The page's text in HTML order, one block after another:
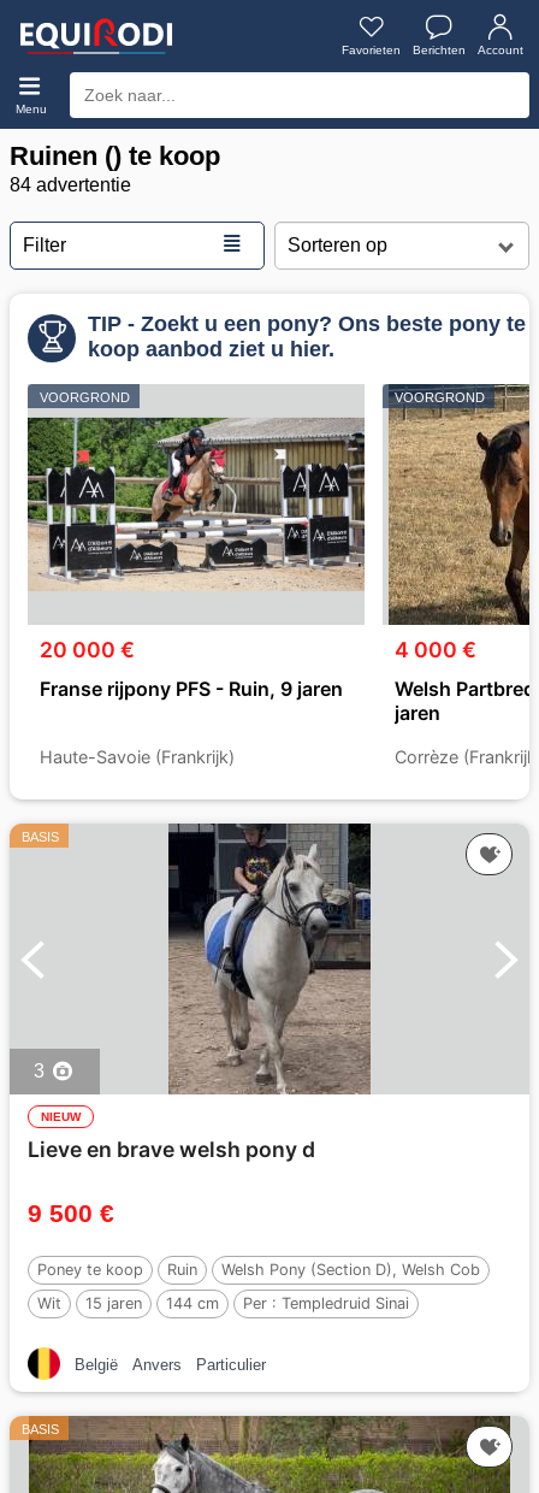
Favorieten Berichten Account
Menu
Ruinen () te koop
84 advertentie
Filter ≣
TIP - Zoekt u een pony? Ons beste pony te
koop aanbod ziet u hier.
VOORGROND
20 000 €
Franse rijpony PFS - Ruin, 9 jaren
Haute-Savoie (Frankrijk)
VOORGROND
4 000 €
Welsh
jaren
Corrèze
BASIS
3
NIEUW
Lieve en brave welsh pony d
9 500 €
Poney te koop Ruin
Welsh Pony (Section D), Welsh Cob
Wit
15 jaren 144 cm Per : Templedruid Sinai
België Anvers Particulier
BASIS